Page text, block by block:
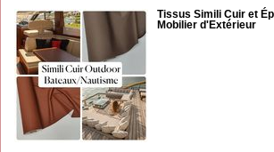
Tissus Simili Cuir et
Mobilier d'Extérieur